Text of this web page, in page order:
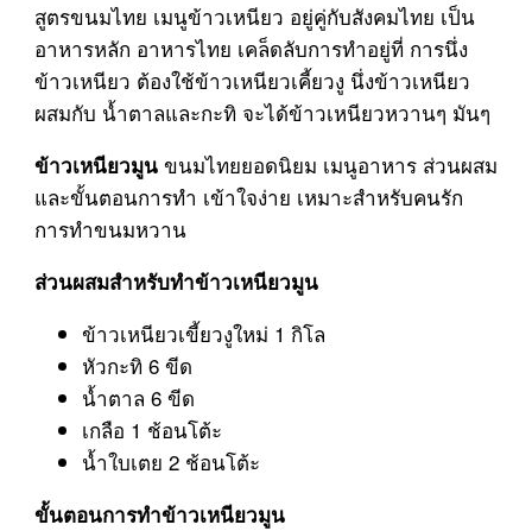
สูตรขนมไทย เมนูข้าวเหนียว อยู่คู่กับสังคมไทย เป็น
อาหารหลัก อาหารไทย เคล็ดลับการทำอยู่ที่ การนึ่ง
ข้าวเหนียว ต้องใช้ข้าวเหนียวเคี้ยวงู นึ่งข้าวเหนียว
ผสมกับ น้ำตาลและกะทิ จะได้ข้าวเหนียวหวานๆ มันๆ
ข้าวเหนียวมูนขนมไทยยอดนิยม เมนูอาหาร ส่วนผสม
และขั้นตอนการทำ เข้าใจง่าย เหมาะสำหรับคนรัก
การทำขนมหวาน
ส่วนผสมสำหรับทำข้าวเหนียวมูน
ข้าวเหนียวเขี้ยวงูใหม่ 1 กิโล
หัวกะทิ 6 ขีด
น้ำตาล 6 ขีด
เกลือ 1 ช้อนโต้ะ
น้ำใบเตย 2 ช้อนโต้ะ
ขั้นตอนการทำข้าวเหนียวมูน